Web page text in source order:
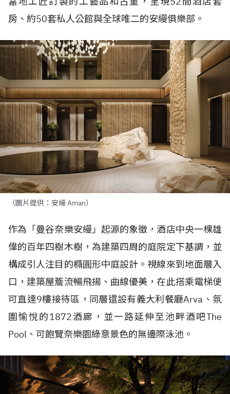
房、約50套私人公館與全球唯二的安縵俱樂部。
（圖片提供：安縵 Aman）
作為「曼谷奈樂安縵」起源的象徵，酒店中央一棵雄
偉的百年四樹木樹，為建築四周的庭院定下基調，並
構成引人注目的橢圓形中庭設計。視線來到地面層入
口，建築屋簷流暢飛揚、曲線優美，在此搭乘電梯便
可直達9樓接待區，同層還設有義大利餐廳Arva 、氛
圍愉悅的1872酒廊，並一路延伸至池畔酒吧The
Pool 、可飽覽奈樂園綠意景色的無邊際泳池。